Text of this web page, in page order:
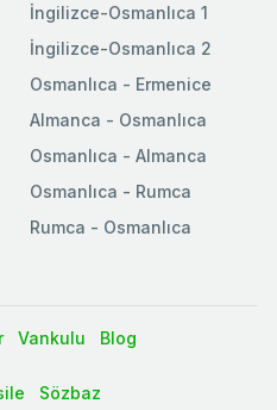
İngilizce-Osmanlıca 1
İngilizce-Osmanlıca 2
Osmanlıca - Ermenice
Almanca - Osmanlıca
Osmanlıca - Almanca
Osmanlıca - Rumca
Rumca - Osmanlıca
Vankulu Blog
Sözbaz